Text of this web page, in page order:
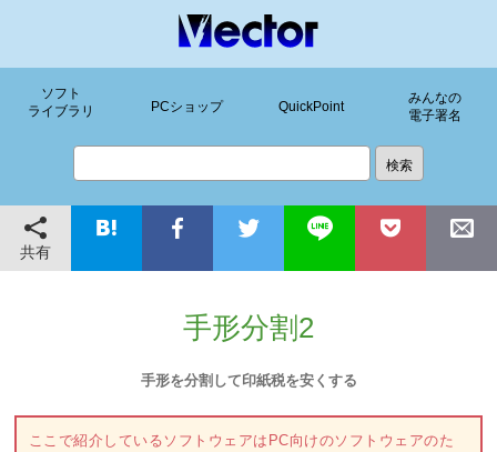
ソフト
ライブラリ
PCショップ QuickPoint
みんなの
電子署名
共有
手形分割2
手形を分割して印紙税を安くする
ここで紹介しているソフトウェアはPC向けのソフトウェアのた